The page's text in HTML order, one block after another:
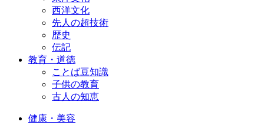
西洋文化
先人の超技術
歴史
伝記
教育・道徳
ことば豆知識
子供の教育
古人の知恵
健康・美容